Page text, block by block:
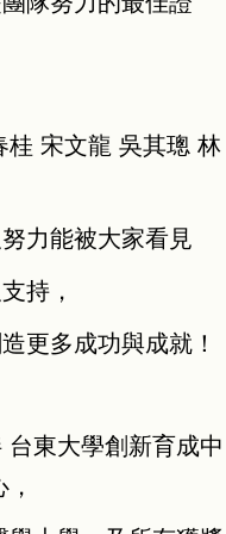
桂 宋文龍 吳其璁 林
力能被大家看見
持，
更多成功與成就！
東大學創新育成中